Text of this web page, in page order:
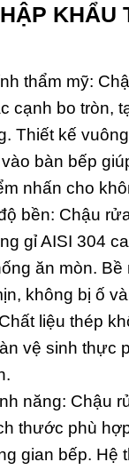
KHẨU
thẩm mỹ:
cạnh bo tròn,
Thiết kế
bàn bếp
nhấn cho
bền: Chậu
gỉ AISI 304
ăn mòn.
không bị ố
liệu thép
vệ sinh thực
năng: Chậu
thước phù
gian bếp. Hệ